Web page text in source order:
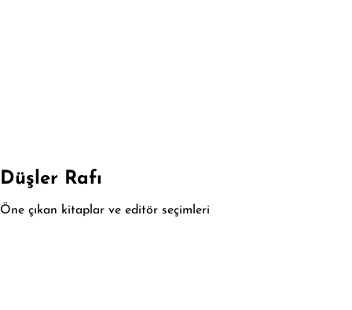
Düşler Rafı
Öne çıkan kitaplar ve editör seçimleri